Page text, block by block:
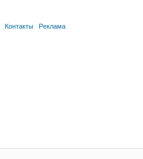
Контакты Реклама